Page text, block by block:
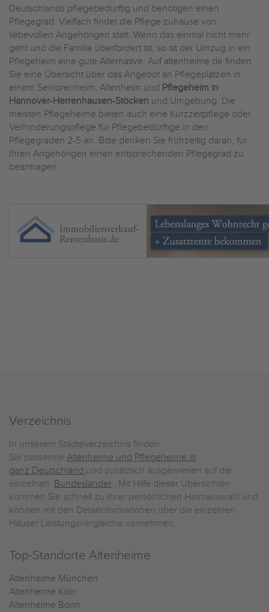
Deutschlands pflegebedürftig und benötigen einen
Pflegegrad. Vielfach findet die Pflege zuhause von
liebevollen Angehörigen statt. Wenn das einmal nicht mehr
geht und die Familie überfordert ist, so ist der Umzug in ein
Pflegeheim eine gute Alternative. Auf altenheime.de finden
Sie eine Übersicht über das Angebot an Pflegeplätzen in
einem Seniorenheim, Altenheim und Pflegeheim in
Hannover-Herrenhausen-Stöcken und Umgebung. Die
meisten Pflegeheime bieten auch eine Kurzzeitpflege oder
Verhinderungspflege für Pflegebedürftige in den
Pflegegraden 2-5 an. Bitte denken Sie frühzeitig daran, für
Ihren Angehörigen einen entsprechenden Pflegegrad zu
beantragen.
Verzeichnis
In unserem Städteverzeichnis finden
Sie passende Altenheime und Pflegeheime in
ganz Deutschland und zusätzlich ausgewiesen auf die
einzelnen Bundesländer. Mit Hilfe dieser Übersichten
kommen Sie schnell zu Ihrer persönlichen Heimauswahl und
können mit den Detailinformationen über die einzelnen
Häuser Leistungsvergleiche vornehmen.
Top-Standorte Altenheime
Altenheime München
Altenheime Köln
Altenheime Bonn